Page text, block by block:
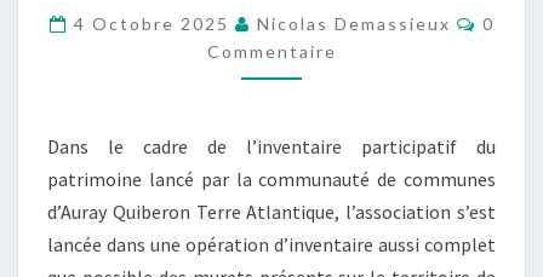
DE
PLOUHARNEL
4 Octobre 2025 Nicolas Demassieux
0
Commentaire
Dans le cadre de l’inventaire participatif du
patrimoine lancé par la communauté de communes
d’Auray Quiberon Terre Atlantique, l’association s’est
lancée dans une opération d’inventaire aussi complet